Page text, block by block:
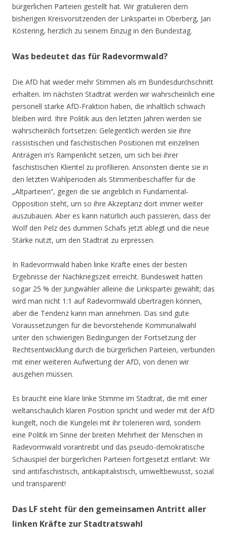
bürgerlichen Parteien gestellt hat. Wir gratulieren dem
bisherigen Kreisvorsitzenden der Linkspartei in Oberberg, Jan
Köstering, herzlich zu seinem Einzug in den Bundestag.
Was bedeutet das für Radevormwald?
Die AfD hat wieder mehr Stimmen als im Bundesdurchschnitt
erhalten. Im nächsten Stadtrat werden wir wahrscheinlich eine
personell starke AfD-Fraktion haben, die inhaltlich schwach
bleiben wird. Ihre Politik aus den letzten Jahren werden sie
wahrscheinlich fortsetzen: Gelegentlich werden sie ihre
rassistischen und faschistischen Positionen mit einzelnen
Anträgen in’s Rampenlicht setzen, um sich bei ihrer
faschistischen Klientel zu profilieren. Ansonsten diente sie in
den letzten Wahlperioden als Stimmenbeschaffer für die
„Altparteien“, gegen die sie angeblich in Fundamental-
Opposition steht, um so ihre Akzeptanz dort immer weiter
auszubauen. Aber es kann natürlich auch passieren, dass der
Wolf den Pelz des dummen Schafs jetzt ablegt und die neue
Stärke nutzt, um den Stadtrat zu erpressen.
In Radevormwald haben linke Kräfte eines der besten
Ergebnisse der Nachkriegszeit erreicht. Bundesweit hatten
sogar 25 % der Jungwähler alleine die Linkspartei gewählt; das
wird man nicht 1:1 auf Radevormwald übertragen können,
aber die Tendenz kann man annehmen. Das sind gute
Voraussetzungen für die bevorstehende Kommunalwahl
unter den schwierigen Bedingungen der Fortsetzung der
Rechtsentwicklung durch die bürgerlichen Parteien, verbunden
mit einer weiteren Aufwertung der AfD, von denen wir
ausgehen müssen.
Es braucht eine klare linke Stimme im Stadtrat, die mit einer
weltanschaulich klaren Position spricht und weder mit der AfD
kungelt, noch die Kungelei mit ihr tolerieren wird, sondern
eine Politik im Sinne der breiten Mehrheit der Menschen in
Radevormwald vorantreibt und das pseudo-demokratische
Schauspiel der bürgerlichen Parteien fortgesetzt entlarvt: Wir
sind antifaschistisch, antikapitalistisch, umweltbewusst, sozial
und transparent!
Das LF steht für den gemeinsamen Antritt aller
linken Kräfte zur Stadtratswahl